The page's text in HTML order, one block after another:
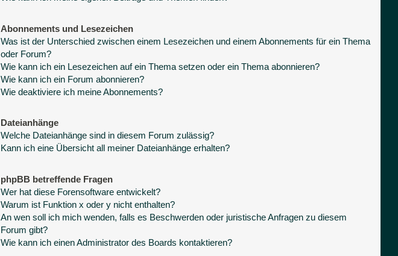
Abonnements und Lesezeichen
Was ist der Unterschied zwischen einem Lesezeichen und einem Abonnements für ein Thema
oder Forum?
Wie kann ich ein Lesezeichen auf ein Thema setzen oder ein Thema abonnieren?
Wie kann ich ein Forum abonnieren?
Wie deaktiviere ich meine Abonnements?
Dateianhänge
Welche Dateianhänge sind in diesem Forum zulässig?
Kann ich eine Übersicht all meiner Dateianhänge erhalten?
phpBB betreffende Fragen
Wer hat diese Forensoftware entwickelt?
Warum ist Funktion x oder y nicht enthalten?
An wen soll ich mich wenden, falls es Beschwerden oder juristische Anfragen zu diesem
Forum gibt?
Wie kann ich einen Administrator des Boards kontaktieren?